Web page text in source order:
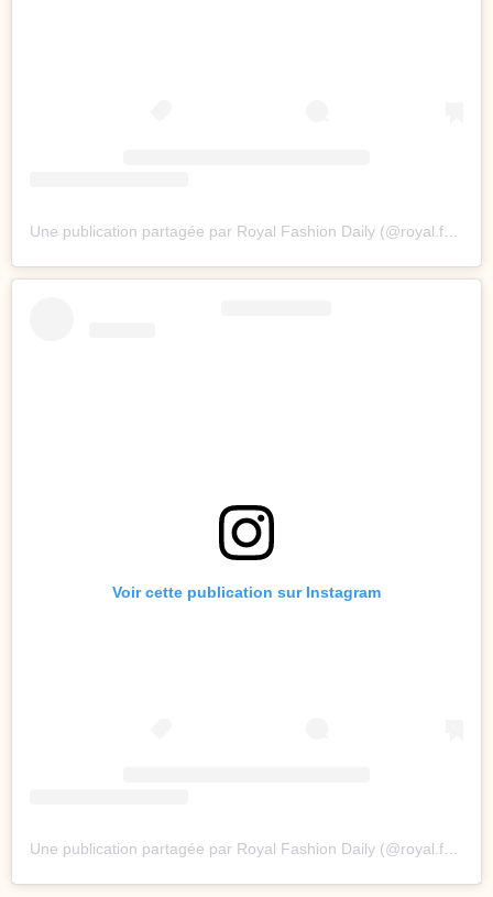
Voir cette publication sur Instagram
Une publication partagée par Royal Fashion Daily (@royal.fashion.daily)